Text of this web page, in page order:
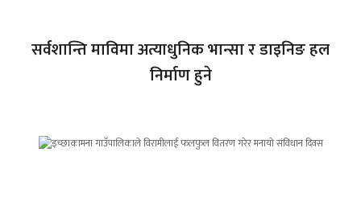
सर्वशान्ति माविमा अत्याधुनिक भान्सा र डाइनिङ हल
निर्माण हुने